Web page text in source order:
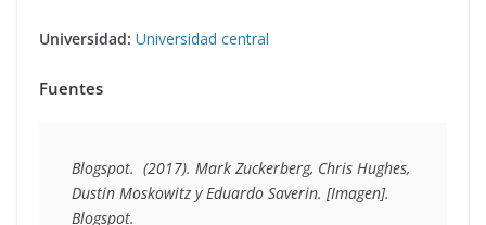
Universidad: Universidad central
Fuentes
Blogspot.  (2017). Mark Zuckerberg, Chris Hughes,
Dustin Moskowitz y Eduardo Saverin. [Imagen].
Blogspot.